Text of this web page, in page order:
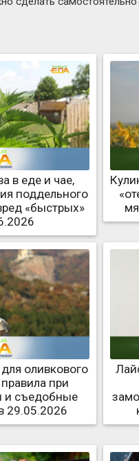
в еде и чае,
поддельного
«быстрых»
оливкового
при
и съедобные
29.05.2026